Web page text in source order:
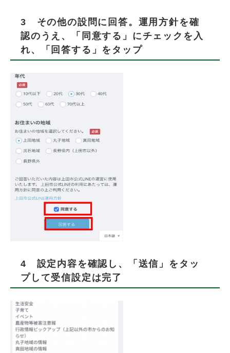
​3 その他の設問に回答。運用方針を確
認のうえ、「同意する」にチェックを入
れ、「回答する」をタップ
4 設定内容を確認し、「送信」をタッ
プして受信設定は完了